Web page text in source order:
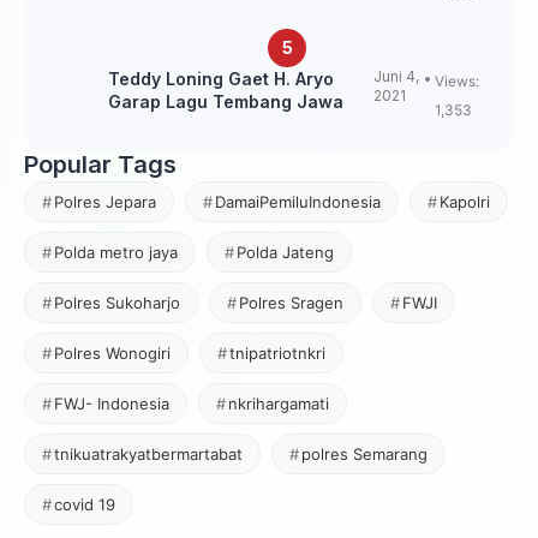
Teddy Loning Gaet H. Aryo
Garap Lagu Tembang Jawa
Juni 4,
2021
Views:
1,353
Popular Tags
Polres Jepara DamaiPemiluIndonesia Kapolri
Polda metro jaya Polda Jateng
Polres Sukoharjo Polres Sragen FWJI
Polres Wonogiri tnipatriotnkri
FWJ- Indonesia nkrihargamati
tnikuatrakyatbermartabat polres Semarang
covid 19